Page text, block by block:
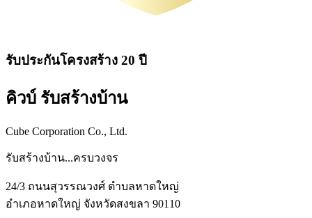
รับประกันโครงสร้าง 20 ปี
คิวบ์ รับสร้างบ้าน
Cube Corporation Co., Ltd.
รับสร้างบ้าน...ครบวงจร
24/3 ถนนสุวรรณวงศ์ ตำบลหาดใหญ่
อำเภอหาดใหญ่ จังหวัดสงขลา 90110